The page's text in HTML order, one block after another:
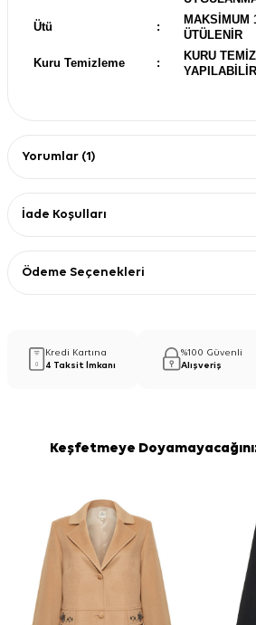
Ütü :
MAKSİMUM
ÜTÜLENİR
Kuru Temizleme :
KURU
YAPILABİLİR
Yorumlar (1)
İade Koşulları
Ödeme Seçenekleri
Kredi Kartına
4 Taksit İmkanı
%100 Güvenli
Alışveriş
Keşfetmeye